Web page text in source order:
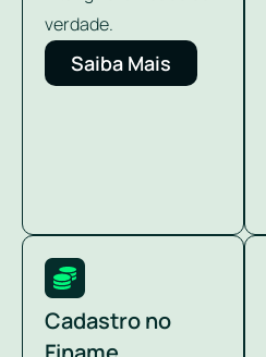
verdade.
Saiba Mais
Cadastro no